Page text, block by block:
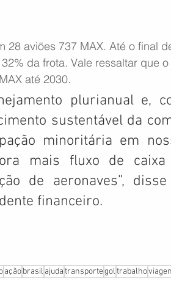
28 aviões 737 MAX. Até o final
da frota. Vale ressaltar que
até 2030.
plurianual e,
sustentável da
minoritária em
mais fluxo de
de aeronaves”,
financeiro.
açãobrasil ajudatransportegoltrabalho